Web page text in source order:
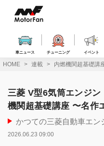
ス
車ニュース チューニング イベント
HOME 連載 内燃機関超基礎講
三菱 V型6気筒エンジ
機関超基礎講座 〜名作
かつての三菱自動車エン
2026.06.23 09:00